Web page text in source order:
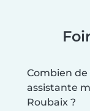
Combien
assistante
Roubaix ?